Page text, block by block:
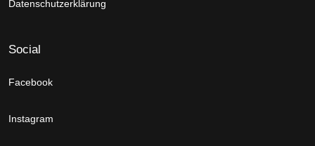
Datenschutzerklärung
Social
Facebook
Instagram